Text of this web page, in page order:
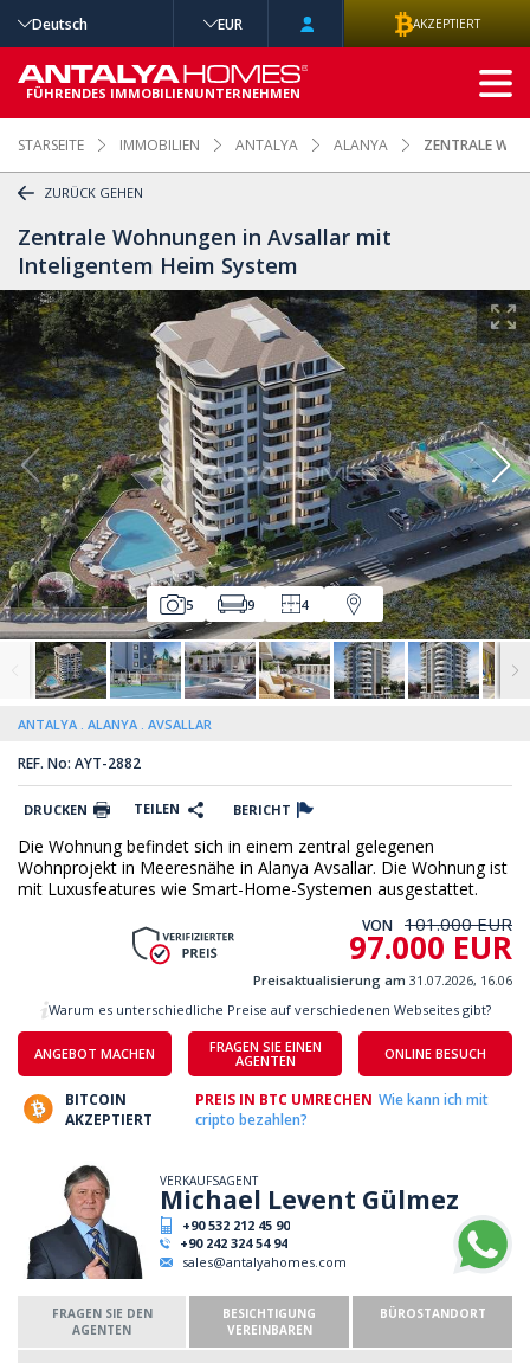
STARSEITE IMMOBILIEN ANTALYA ALANYA ZENTRALE
ZURÜCK GEHEN
Zentrale Wohnungen in Avsallar mit
Inteligentem Heim System
5 9 4
ANTALYA ALANYA AVSALLAR
REF. No: AYT-2882
DRUCKEN TEILEN BERICHT
Die Wohnung befindet sich in einem zentral gelegenen
Wohnprojekt in Meeresnähe in Alanya Avsallar. Die Wohnung ist
mit Luxusfeatures wie Smart-Home-Systemen ausgestattet.
VON 101.000 EUR
97.000 EUR
Preisaktualisierung am 31.07.2026, 16.06
ANGEBOT MACHEN
FRAGEN SIE EINEN
AGENTEN
ONLINE BESUCH
Warum es unterschiedliche Preise auf verschiedenen Webseites gibt?
BITCOIN
AKZEPTIERT
PREIS IN BTC UMRECHEN Wie kann ich mit
cripto bezahlen?
VERKAUFSAGENT
Michael Levent Gülmez
+90 532 212 45 90
+90 242 324 54 94
sales@antalyahomes.com
FRAGEN SIE DEN
AGENTEN
BESICHTIGUNG
VEREINBAREN
BÜROSTANDORT
Deutsch EUR AKZEPTIERT
FÜHRENDES IMMOBILIENUNTERNEHMEN
ERWEITERTE
SUCHE